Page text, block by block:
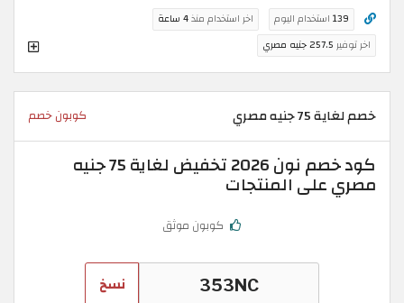
139 استخدام اليوم اخر استخدام منذ4 ساعة
اخر توفير 257.5 جنيه مصري
خصم لغاية 75 جنيه مصري كوبون خصم
كود خصم نون 2026 تخفيض لغاية 75 جنيه
مصري على المنتجات
كوبون موثق
نسخ